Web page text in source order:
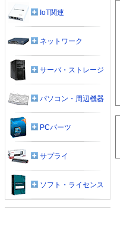
IoT関連
ネットワーク
サーバ・ストレージ
パソコン・周辺機器
PCパーツ
サプライ
ソフト・ライセンス